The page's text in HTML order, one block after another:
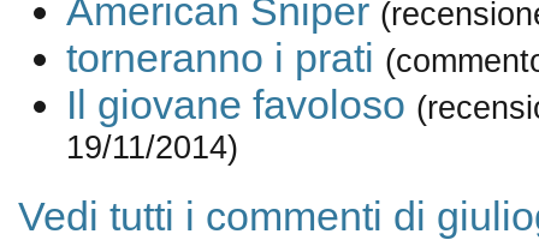
American Sniper
torneranno i prati
Il giovane favoloso
19/11/2014)
Vedi tutti i commenti di